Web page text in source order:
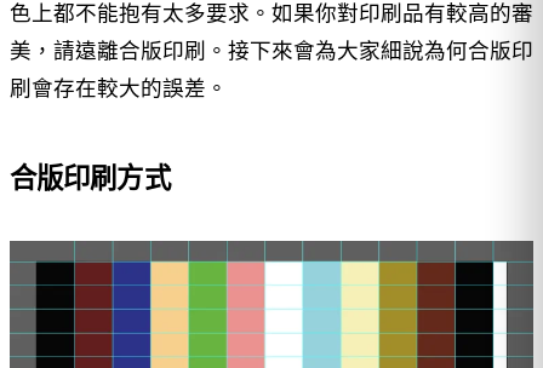
色上都不能抱有太多要求。如果你對印刷品有較高的審
美，請遠離合版印刷。接下來會為大家細說為何合版印
刷會存在較大的誤差。
合版印刷方式